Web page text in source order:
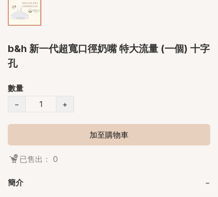
b&h 新一代超寬口徑奶嘴 特大流量 (一個) 十字
孔
數量
−
+
加至購物車
已售出： 0
簡介 −